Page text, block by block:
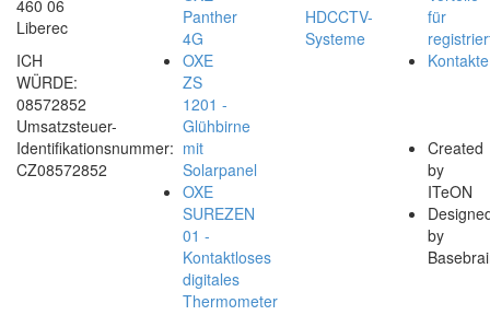
460 06
Liberec
ICH
WÜRDE:
08572852
Umsatzsteuer-
Identifikationsnummer:
CZ08572852
Panther
4G
OXE
ZS
1201 -
Glühbirne
mit
Solarpanel
OXE
SUREZEN
01 -
Kontaktloses
digitales
Thermometer
HDCCTV-
Systeme
für
Kontakte
Created
by
ITeON
by